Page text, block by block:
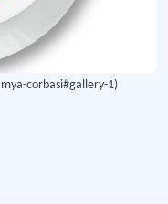
ve çevresinde yüzyıllardır
corbasi#gallery-1)